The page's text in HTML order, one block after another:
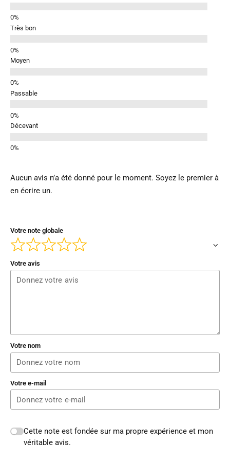
Très bon
Moyen
Passable
Décevant
Aucun avis n’a été donné pour le moment. Soyez le premier à
en écrire un.
Votre note globale
Votre avis
Votre nom
Votre e-mail
Cette note est fondée sur ma propre expérience et mon
véritable avis.